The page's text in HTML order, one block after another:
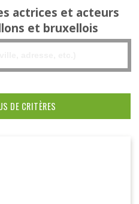
actrices et acteurs
et bruxellois
DE CRITÈRES